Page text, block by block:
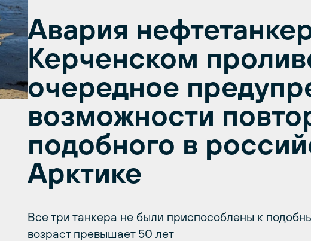
Авария
Керченском
очередное
возможности
подобного в
Арктике
Все три танкера не были приспособлены к
возраст превышает 50 лет